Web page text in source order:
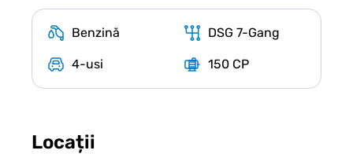
Benzină DSG 7-Gang
4-usi 150 CP
Locații